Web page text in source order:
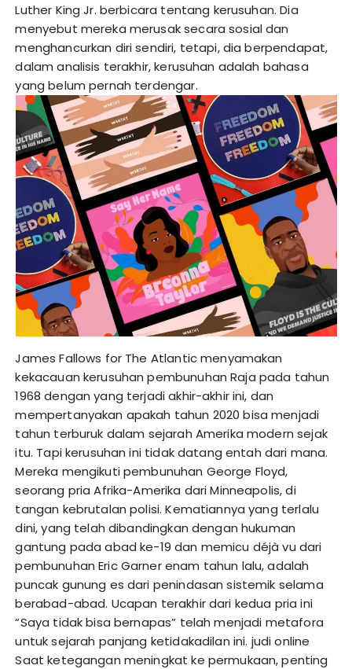
Luther King Jr. berbicara tentang kerusuhan. Dia
menyebut mereka merusak secara sosial dan
menghancurkan diri sendiri, tetapi, dia berpendapat,
dalam analisis terakhir, kerusuhan adalah bahasa
yang belum pernah terdengar.
James Fallows for The Atlantic menyamakan
kekacauan kerusuhan pembunuhan Raja pada tahun
1968 dengan yang terjadi akhir-akhir ini, dan
mempertanyakan apakah tahun 2020 bisa menjadi
tahun terburuk dalam sejarah Amerika modern sejak
itu. Tapi kerusuhan ini tidak datang entah dari mana.
Mereka mengikuti pembunuhan George Floyd,
seorang pria Afrika-Amerika dari Minneapolis, di
tangan kebrutalan polisi. Kematiannya yang terlalu
dini, yang telah dibandingkan dengan hukuman
gantung pada abad ke-19 dan memicu déjà vu dari
pembunuhan Eric Garner enam tahun lalu, adalah
puncak gunung es dari penindasan sistemik selama
berabad-abad. Ucapan terakhir dari kedua pria ini
“Saya tidak bisa bernapas” telah menjadi metafora
untuk sejarah panjang ketidakadilan ini. judi online
Saat ketegangan meningkat ke permukaan, penting